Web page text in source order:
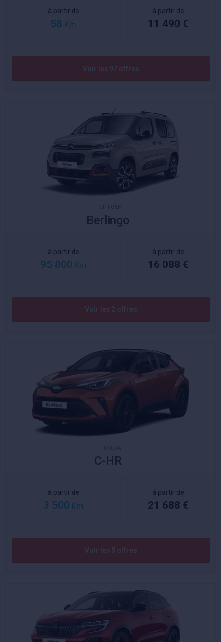
à partir de
58 Km
à partir de
11 490 €
Voir les 97 offres
Berlingo
à partir de
95 800 Km
à partir de
16 088 €
Voir les 2 offres
C-HR
à partir de
3 500 Km
à partir de
21 688 €
Voir les 5 offres